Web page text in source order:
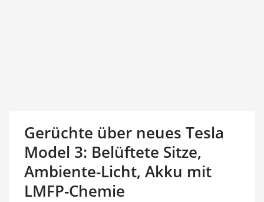
Gerüchte über neues Tesla
Model 3: Belüftete Sitze,
Ambiente-Licht, Akku mit
LMFP-Chemie